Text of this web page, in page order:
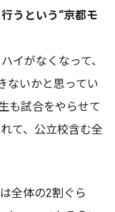
うという“京都モ
イがなくなって、
ないかと思ってい
も試合をやらせて
て、公立校含む全
全体の2割ぐら